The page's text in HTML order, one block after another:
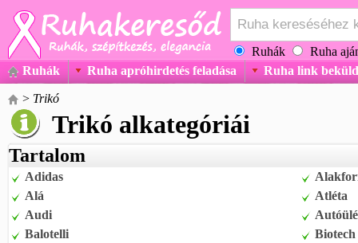
Ruhák
Ruha
Ruhák
Ruha apróhirdetés feladása Ruha link
> Trikó
Trikó alkategóriái
Tartalom
Adidas
Alá
Atléta
Audi
Balotelli
Biotech